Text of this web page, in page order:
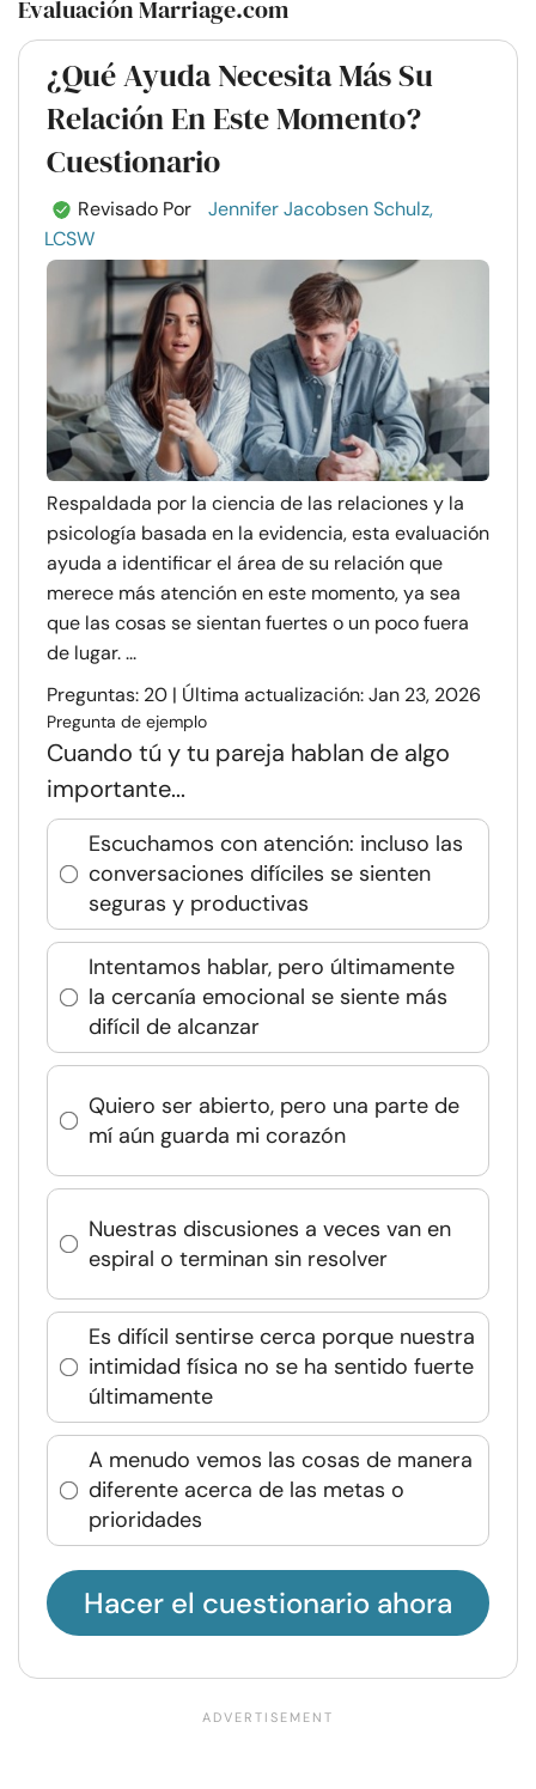
Evaluación Marriage.com
¿Qué Ayuda Necesita Más Su
Relación En Este Momento?
Cuestionario
Revisado Por
Jennifer Jacobsen Schulz,
LCSW
Respaldada por la ciencia de las relaciones y la
psicología basada en la evidencia, esta evaluación
ayuda a identificar el área de su relación que
merece más atención en este momento, ya sea
que las cosas se sientan fuertes o un poco fuera
de lugar. ...
Preguntas: 20 | Última actualización: Jan 23, 2026
Pregunta de ejemplo
Cuando tú y tu pareja hablan de algo
importante...
Escuchamos con atención: incluso las
conversaciones difíciles se sienten
seguras y productivas
Intentamos hablar, pero últimamente
la cercanía emocional se siente más
difícil de alcanzar
Quiero ser abierto, pero una parte de
mí aún guarda mi corazón
Nuestras discusiones a veces van en
espiral o terminan sin resolver
Es difícil sentirse cerca porque nuestra
intimidad física no se ha sentido fuerte
últimamente
A menudo vemos las cosas de manera
diferente acerca de las metas o
prioridades
Hacer el cuestionario ahora